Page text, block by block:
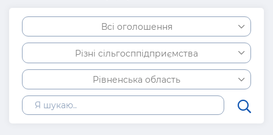
Всі оголошення
Різні сільгосппідприємства
Рівненська область